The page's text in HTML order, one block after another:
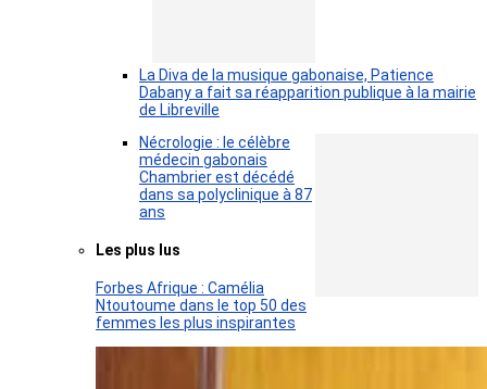
La Diva de la musique gabonaise, Patience
Dabany a fait sa réapparition publique à la mairie
de Libreville
Nécrologie : le célèbre
médecin gabonais
Chambrier est décédé
dans sa polyclinique à 87
ans
Les plus lus
Forbes Afrique : Camélia
Ntoutoume dans le top 50 des
femmes les plus inspirantes